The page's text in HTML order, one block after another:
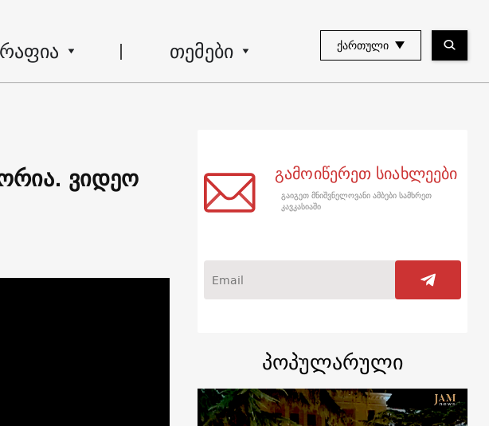
თემები ᲥᲐᲠᲗᲣᲚᲘ
ვიდეო გამოიწერეთ სიახლეები
გაიგეთ მნიშვნელოვანი ამბები სამხრეთ
კავკასიაში
პოპულარული